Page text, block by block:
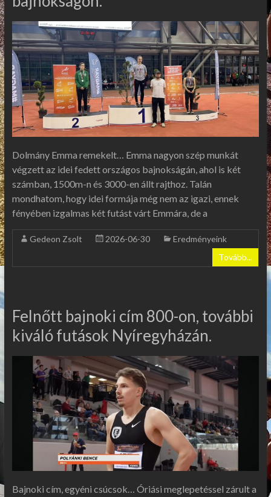
Dolmány Emma remekelt… Emma nagyon szép munkát
végzett az idei fedett országos bajnokságán, ahol is két
számban, 1500m-n és 3000-en állt rajthoz. Talán
mondhatom, hogy idei formája még nem az igazi, ennek
fényében izgalmas két futást várt Emmára, de a
Gedeon Zsolt 2026-06-30
Eredményeink
Tovább...
Felnőtt bajnoki cím 800-on, további
kiváló futások Nyíregyházán.
Bajnoki cím, egyéni csúcsok… Óriási meglepetéssel zárult a